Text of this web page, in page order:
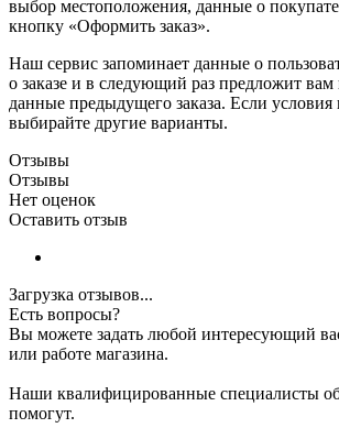
выбор местоположения, данные о
кнопку «Оформить заказ».
Наш сервис запоминает данные о
о заказе и в следующий раз предложит вам
данные предыдущего заказа. Если условия
выбирайте другие варианты.
Отзывы
Отзывы
Нет оценок
Оставить отзыв
Загрузка отзывов...
Есть вопросы?
Вы можете задать любой интересующий
или работе магазина.
Наши квалифицированные специалисты
помогут.